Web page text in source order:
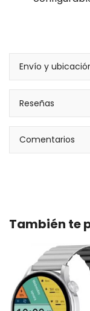
Envío y
Reseñas
Comentarios
También te